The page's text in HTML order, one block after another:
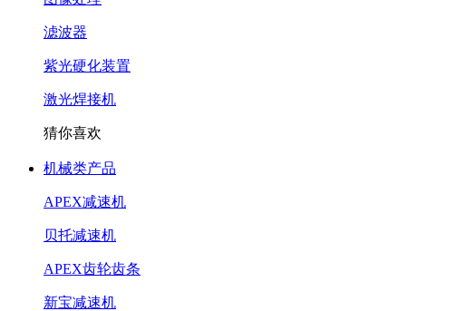
滤波器
紫光硬化装置
激光焊接机
猜你喜欢
机械类产品
APEX减速机
贝托减速机
APEX齿轮齿条
新宝减速机